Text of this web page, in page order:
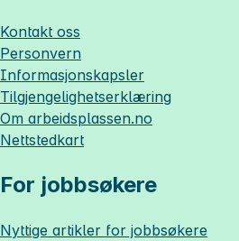
Kontakt oss
Personvern
Informasjonskapsler
Tilgjengelighetserklæring
Om arbeidsplassen.no
Nettstedkart
For jobbsøkere
Nyttige artikler for jobbsøkere